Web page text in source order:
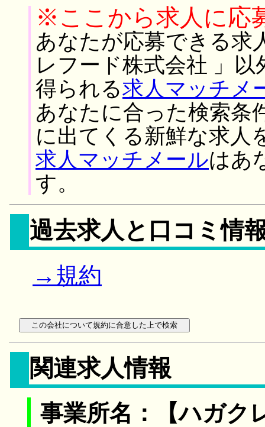
※ここから求人に応
あなたが応募できる求
レフード株式会社 」
得られる求人マッチメ
あなたに合った検索条
に出てくる新鮮な求人
求人マッチメールはあ
す。
過去求人と口コミ情
→規約
関連求人情報
事業所名：【ハガク